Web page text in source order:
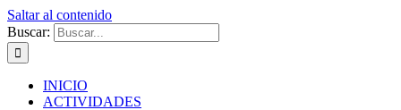
Saltar al contenido
Buscar:
INICIO
ACTIVIDADES